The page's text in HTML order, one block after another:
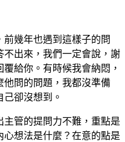
幾年也遇到這樣子的問
出來，我們一定會說，謝
給你。有時候我會納悶，
他問的問題，我都沒準備
卻沒想到。
管的提問力不難，重點是
想法是什麼？在意的點是